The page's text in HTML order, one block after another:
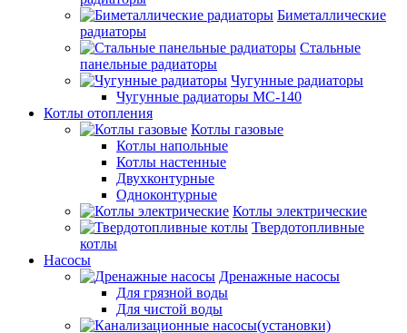
Биметаллические
радиаторы
Стальные
панельные радиаторы
Чугунные радиаторы
Чугунные радиаторы МС-140
Котлы отопления
Котлы газовые
Котлы напольные
Котлы настенные
Двухконтурные
Одноконтурные
Котлы электрические
Твердотопливные
котлы
Насосы
Дренажные насосы
Для грязной воды
Для чистой воды